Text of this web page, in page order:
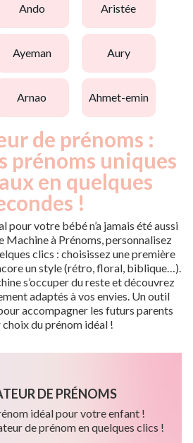
ando aristée
ayeman aury
arnao ahmet-emin
de prénoms :
prénoms uniques
en quelques
!
pour votre bébé n’a jamais été aussi
Machine à Prénoms, personnalisez
clics : choisissez une première
un style (rétro, floral, biblique…).
s’occuper du reste et découvrez
adaptés à vos envies. Un outil
accompagner les futurs parents
choix du prénom idéal !
DE PRÉNOMS
idéal pour votre enfant !
de prénom en quelques clics !